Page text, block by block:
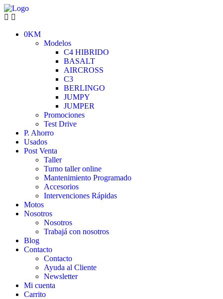
0KM
Modelos
C4 HIBRIDO
BASALT
AIRCROSS
C3
BERLINGO
JUMPY
JUMPER
Promociones
Test Drive
P. Ahorro
Usados
Post Venta
Taller
Turno taller online
Mantenimiento Programado
Accesorios
Intervenciones Rápidas
Motos
Nosotros
Nosotros
Trabajá con nosotros
Blog
Contacto
Contacto
Ayuda al Cliente
Newsletter
Mi cuenta
Carrito